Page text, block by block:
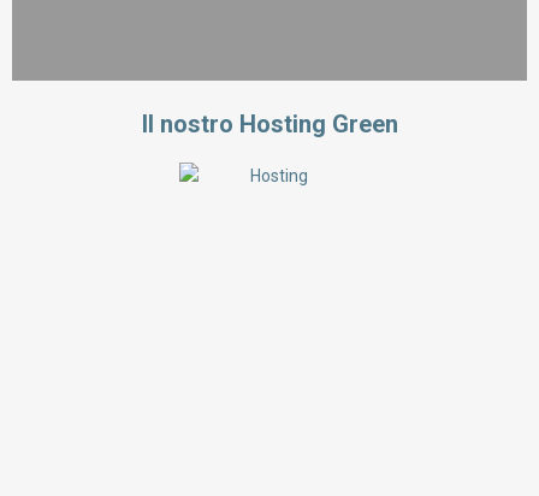
Il nostro Hosting Green